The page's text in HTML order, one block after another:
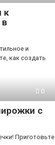
к
в
и
как создать
0
с
Приготовьте